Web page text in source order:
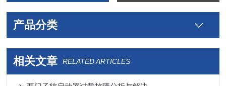
产品分类
相关文章 RELATED ARTICLES